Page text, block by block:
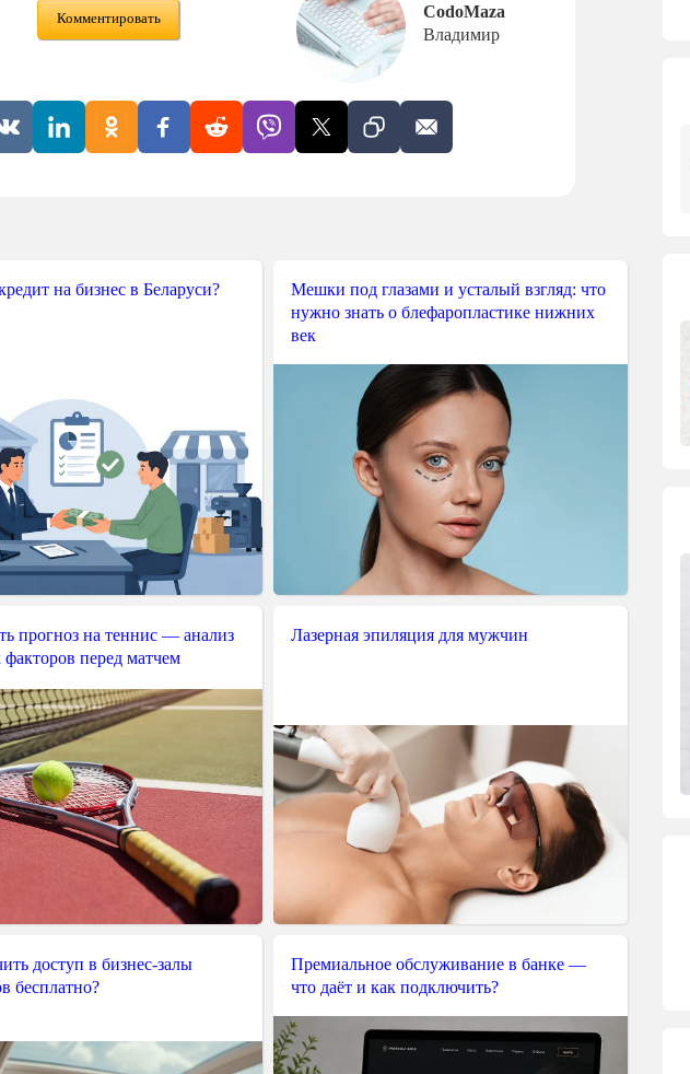
Комментировать
CodoMaza
Владимир
на бизнес в Беларуси?
Мешки под глазами и усталый взгляд: что
нужно знать о блефаропластике нижних
век
прогноз на теннис — анализ
перед матчем
Лазерная эпиляция для мужчин
доступ в бизнес-залы
бесплатно?
Премиальное обслуживание в банке —
что даёт и как подключить?